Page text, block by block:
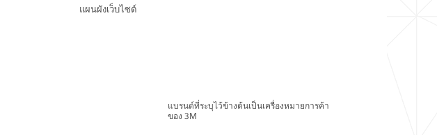
แผนผังเว็บไซต์
แบรนด์ที่ระบุไว้ข้างต้นเป็นเครื่องหมายการค้า
ของ 3M